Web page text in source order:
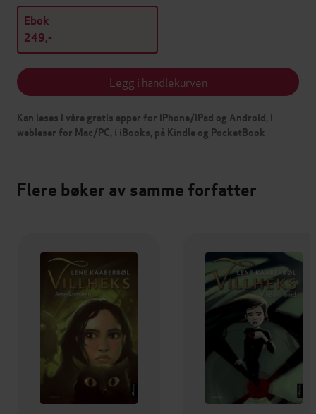
Ebok
249,-
Legg i handlekurven
Kan leses i våre gratis apper for iPhone/iPad og Android, i
webleser for Mac/PC, i iBooks, på Kindle og PocketBook
Flere bøker av samme forfatter